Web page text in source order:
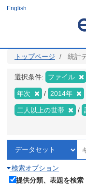
ツ
English
トップページ 統計
選択条件: ファイル
年次 2014年
二人以上の世帯
検索オプション
提供分類、表題を検索